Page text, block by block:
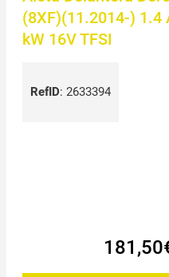
(8XF)(11.2014-)
kW 16V TFSI
RefID: 2633394
181,50